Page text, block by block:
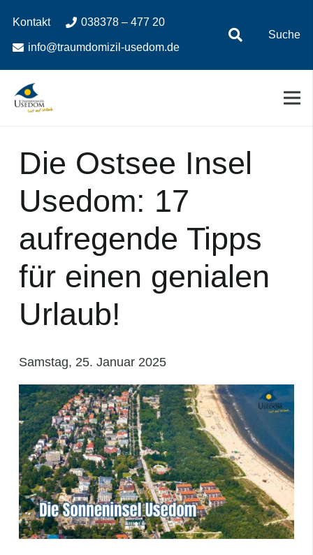
Inhalt
springen
Navigation
springen
Kontakt 038378 – 477 20
info@traumdomizil-usedom.de
Suche
Die Ostsee Insel
Usedom: 17
aufregende Tipps
für einen genialen
Urlaub!
Samstag, 25. Januar 2025